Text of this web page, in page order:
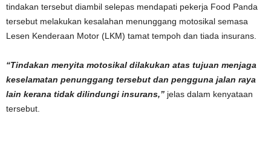
tindakan tersebut diambil selepas mendapati pekerja Food Panda
tersebut melakukan kesalahan menunggang motosikal semasa
Lesen Kenderaan Motor (LKM) tamat tempoh dan tiada insurans.
“Tindakan menyita motosikal dilakukan atas tujuan menjaga
keselamatan penunggang tersebut dan pengguna jalan raya
lain kerana tidak dilindungi insurans,” jelas dalam kenyataan
tersebut.